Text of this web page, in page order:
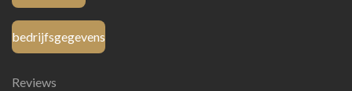
bedrijfsgegevens
Reviews